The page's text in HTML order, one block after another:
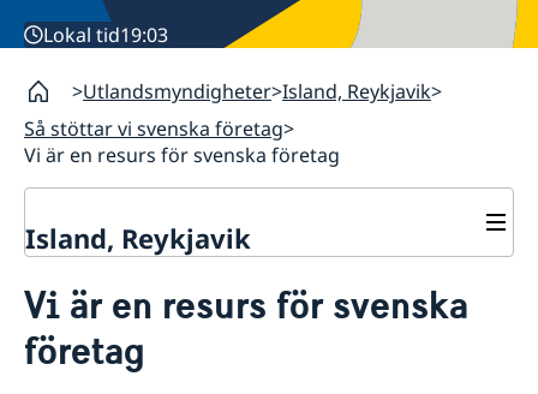
Lokal tid19:03
Utlandsmyndigheter Island, Reykjavik
Så stöttar vi svenska företag
Vi är en resurs för svenska företag
Island, Reykjavik
Föreningar och annat
Om oss
Ambassadens personal
Så stöttar vi svenska företag
Vi är en resurs för svenska
företag